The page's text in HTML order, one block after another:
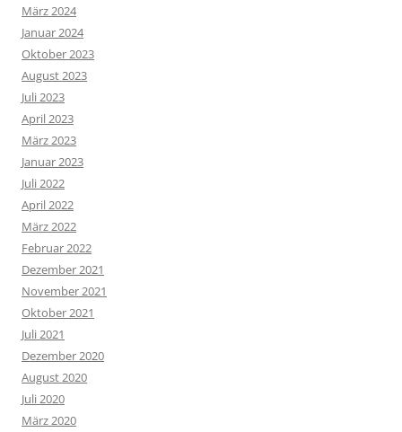
März 2024
Januar 2024
Oktober 2023
August 2023
Juli 2023
April 2023
März 2023
Januar 2023
Juli 2022
April 2022
März 2022
Februar 2022
Dezember 2021
November 2021
Oktober 2021
Juli 2021
Dezember 2020
August 2020
Juli 2020
März 2020